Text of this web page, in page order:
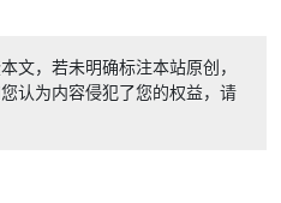
文，若未明确标注本站原创，
认为内容侵犯了您的权益，请